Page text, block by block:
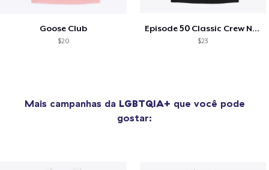
Goose Club
$20
Episode 50 Classic Crew Neck T-Shirt
$23
Mais campanhas da LGBTQIA+ que você pode
gostar: